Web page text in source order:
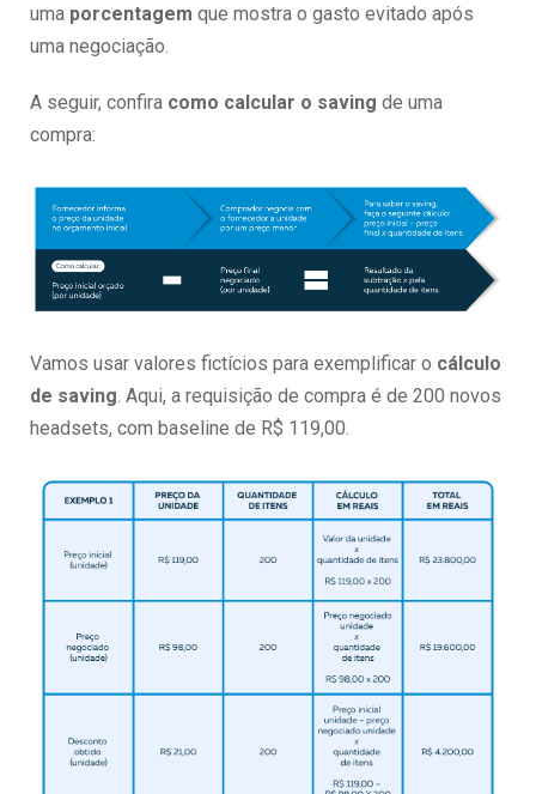
uma porcentagem que mostra o gasto evitado após
uma negociação.
A seguir, confira como calcular o saving de uma
compra:
Vamos usar valores fictícios para exemplificar o cálculo
de saving. Aqui, a requisição de compra é de 200 novos
headsets, com baseline de R$ 119,00.